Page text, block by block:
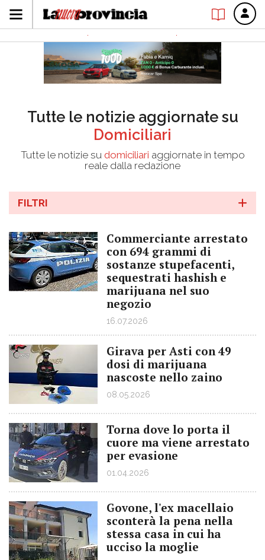
Tutte le notizie aggiornate su
Domiciliari
Tutte le notizie su domiciliari aggiornate in tempo
reale dalla redazione
FILTRI
Commerciante arrestato
con 694 grammi di
sostanze stupefacenti,
sequestrati hashish e
marijuana nel suo
negozio
16.07.2026
Girava per Asti con 49
dosi di marijuana
nascoste nello zaino
08.05.2026
Torna dove lo porta il
cuore ma viene arrestato
per evasione
01.04.2026
Govone, l'ex macellaio
sconterà la pena nella
stessa casa in cui ha
ucciso la moglie